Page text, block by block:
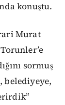
konuştu.
Murat
sormuş
belediyeye,